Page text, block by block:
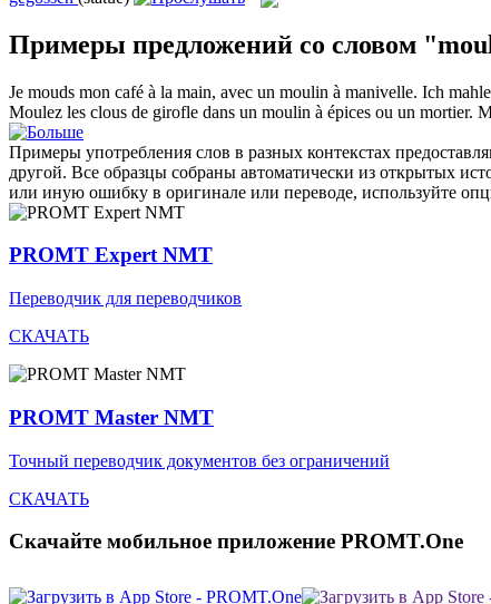
Примеры предложений со словом
Je mouds mon café à la main, avec un moulin à manivelle. Ich mahle
Moulez les clous de girofle dans un moulin à épices ou un mortier.
Примеры употребления слов в разных контекстах
другой. Все образцы собраны автоматически из открытых
или иную ошибку в оригинале или переводе, используйте
PROMT Expert NMT
Переводчик для переводчиков
СКАЧАТЬ
PROMT Master NMT
Точный переводчик документов без ограничений
СКАЧАТЬ
Скачайте мобильное приложение PROMT.One